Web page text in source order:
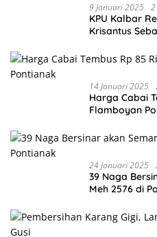
9 Januari 2025
KPU Kalbar
Krisantus
14 Januari 2025
Harga Cabai
Flamboyan
24 Januari 2025
39 Naga
Meh 2576 di